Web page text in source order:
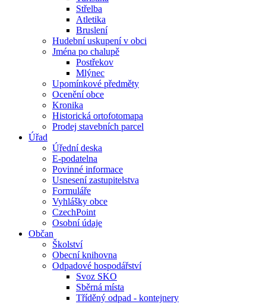
Střelba
Atletika
Bruslení
Hudební uskupení v obci
Jména po chalupě
Postřekov
Mlýnec
Upomínkové předměty
Ocenění obce
Kronika
Historická ortofotomapa
Prodej stavebních parcel
Úřad
Úřední deska
E-podatelna
Povinné informace
Usnesení zastupitelstva
Formuláře
Vyhlášky obce
CzechPoint
Osobní údaje
Občan
Školství
Obecní knihovna
Odpadové hospodářství
Svoz SKO
Sběrná místa
Tříděný odpad - kontejnery